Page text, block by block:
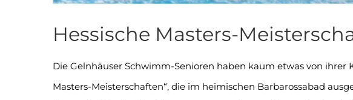
Hessische Masters-
Die Gelnhäuser Schwimm-Senioren haben kaum etwas von ihrer
Masters-Meisterschaften“, die im heimischen Barbarossabad